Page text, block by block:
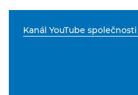
Kanál YouTube